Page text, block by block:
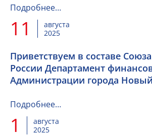
Подробнее…
11
августа
2025
Приветствуем в составе
России Департамент
Администрации города
Подробнее…
1
августа
2025